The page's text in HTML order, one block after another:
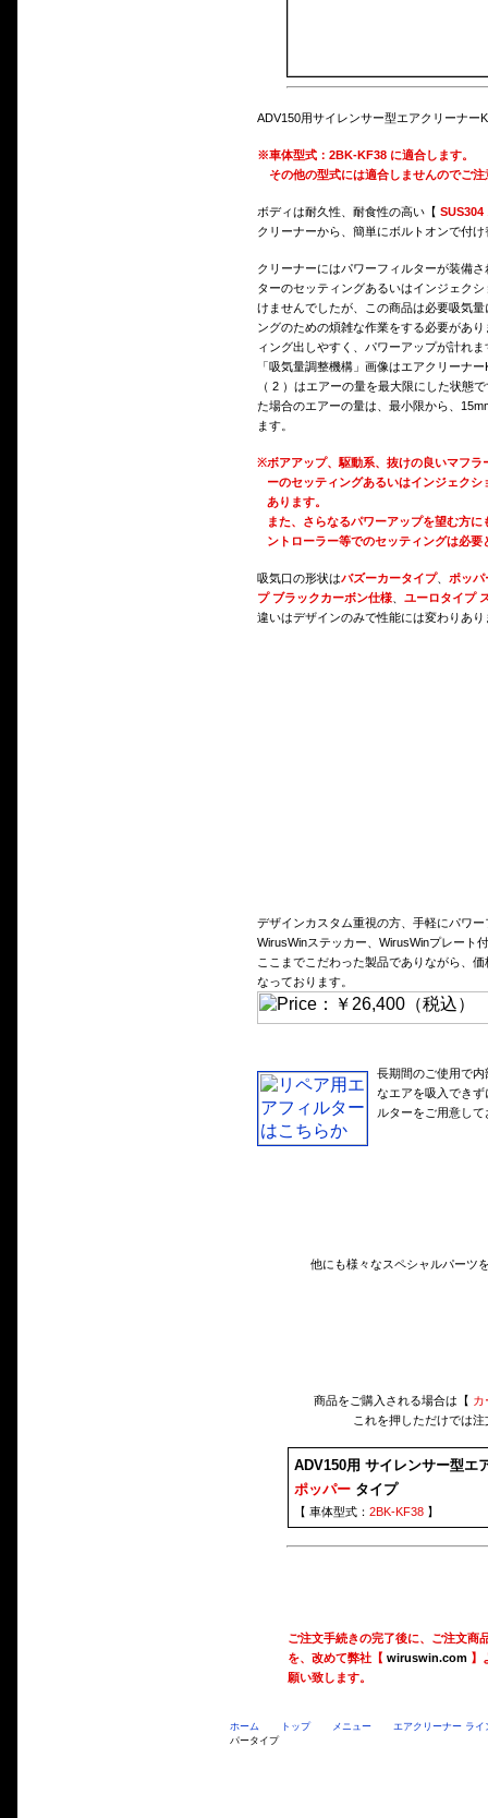
ADV150用サイレンサー型エアクリーナー
※車体型式：2BK-KF38 に適合します。
その他の型式には適合しませんのでご注
ボディは耐久性、耐食性の高い【 SUS304
クリーナーから、簡単にボルトオンで付
クリーナーにはパワーフィルターが装備
ターのセッティングあるいはインジェク
けませんでしたが、この商品は必要吸気
ングのための煩雑な作業をする必要があ
ィング出しやすく、パワーアップが計れま
「吸気量調整機構」画像はエアクリーナ
（ 2 ）はエアーの量を最大限にした状態
た場合のエアーの量は、最小限から、
ます。
※ボアアップ、駆動系、抜けの良いマフ
ーのセッティングあるいはインジェク
あります。
また、さらなるパワーアップを望む方
ントローラー等でのセッティングは必要
吸気口の形状はバズーカータイプ、 ポッパ
プ ブラックカーボン仕様
ユーロタイプ
違いはデザインのみで性能には変わりあ
デザインカスタム重視の方、手軽にパワ
WirusWinステッカー、WirusWinプレート
ここまでこだわった製品でありながら、
なっております。
長期間のご使用で
なエアを吸入でき
ルターをご用意し
他にも様々なスペシャルパーツ
商品をご購入される場合は【 カ
これを押しただけでは
ADV150用 サイレンサー型エ
ポッパータイプ
【 車体型式： 2BK-KF38】
ご注文手続きの完了後に、ご注文商
を、改めて弊社【 wiruswin.com】
願い致します。
ホーム トップ メニュー
エアクリーナー ライ
パータイプ